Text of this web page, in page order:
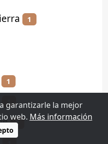
1
1
1
2
garantizarle la mejor
web. Más información